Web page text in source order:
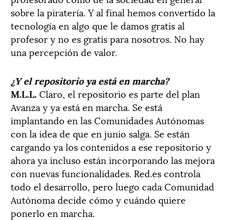
sobre la piratería. Y al final hemos convertido la
tecnología en algo que le damos gratis al
profesor y no es gratis para nosotros. No hay
una percepción de valor.
¿Y el repositorio ya está en marcha?
M.L.L.Claro, el repositorio es parte del plan
Avanza y ya está en marcha. Se está
implantando en las Comunidades Autónomas
con la idea de que en junio salga. Se están
cargando ya los contenidos a ese repositorio y
ahora ya incluso están incorporando las mejora
con nuevas funcionalidades. Red.es controla
todo el desarrollo, pero luego cada Comunidad
Autónoma decide cómo y cuándo quiere
ponerlo en marcha.